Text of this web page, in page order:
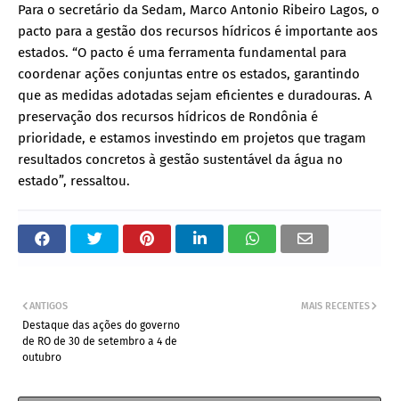
Para o secretário da Sedam, Marco Antonio Ribeiro Lagos, o
pacto para a gestão dos recursos hídricos é importante aos
estados. “O pacto é uma ferramenta fundamental para
coordenar ações conjuntas entre os estados, garantindo
que as medidas adotadas sejam eficientes e duradouras. A
preservação dos recursos hídricos de Rondônia é
prioridade, e estamos investindo em projetos que tragam
resultados concretos à gestão sustentável da água no
estado”, ressaltou.
MAIS RECENTES
ANTIGOS
Destaque das ações do governo
de RO de 30 de setembro a 4 de
outubro